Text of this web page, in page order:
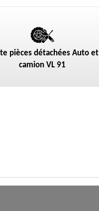
pièces détachées Auto et
camion VL 91